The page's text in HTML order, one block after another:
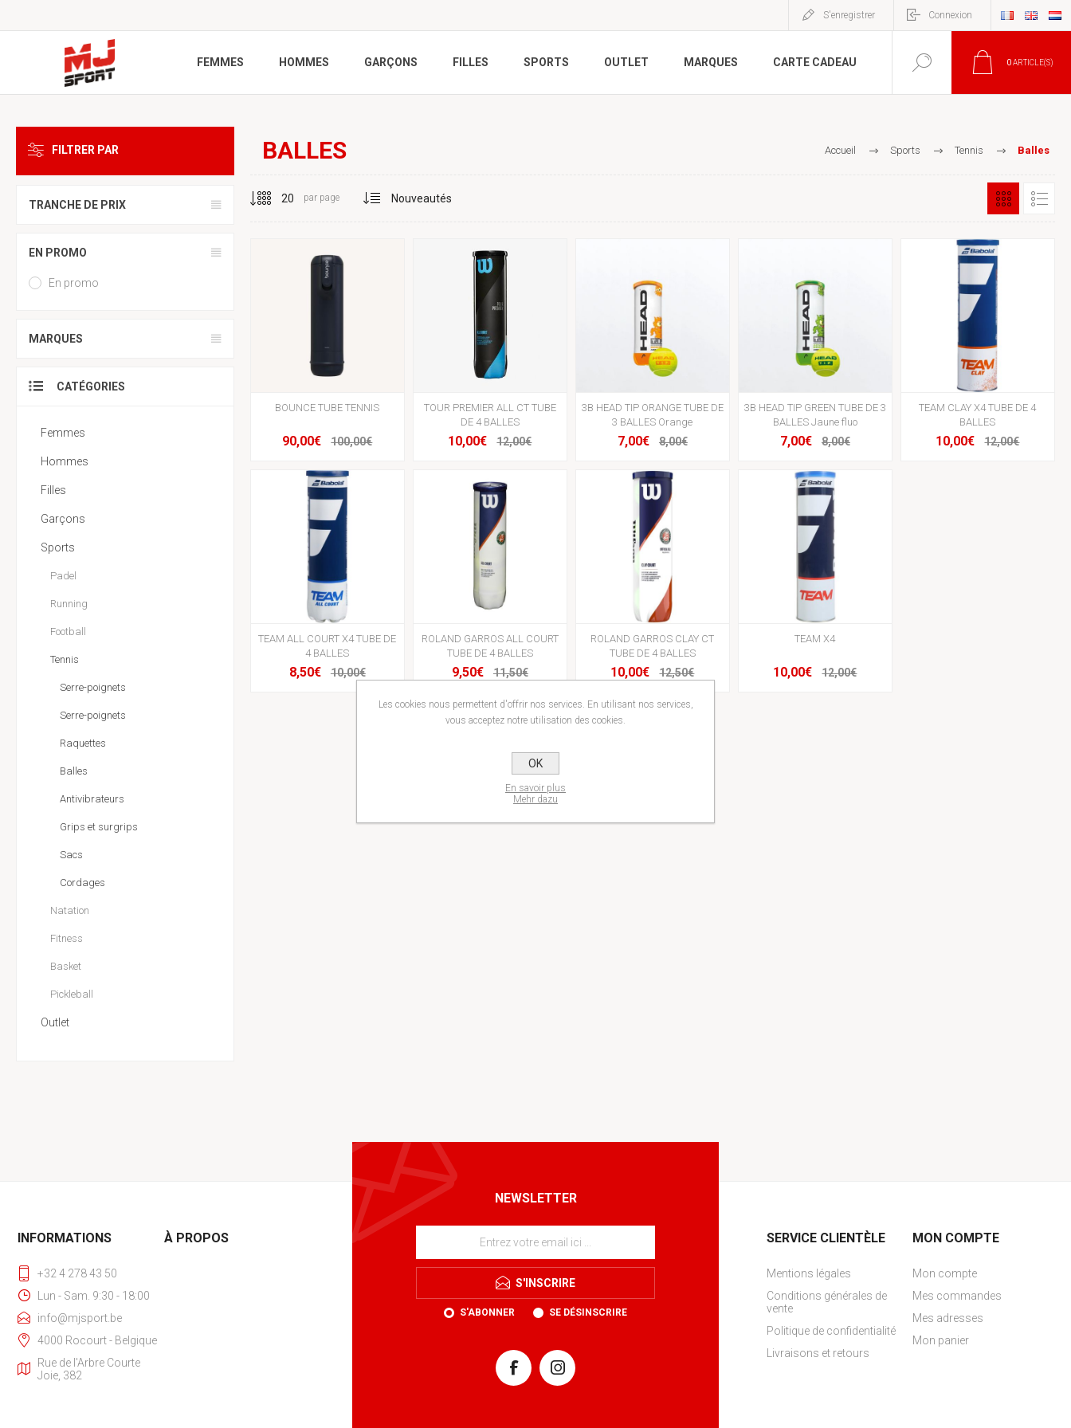
S'enregistrer Connexion
FEMMES HOMMES GARÇONS FILLES SPORTS OUTLET MARQUES CARTE CADEAU 0ARTICLE(S)
Accueil Sports Tennis Balles
BALLES
par page
BOUNCE TUBE TENNIS
90,00€ 100,00€
TOUR PREMIER ALL CT TUBE
DE 4 BALLES
10,00€ 12,00€
3B HEAD TIP ORANGE TUBE DE
3 BALLES Orange
7,00€ 8,00€
3B HEAD TIP GREEN TUBE DE 3
BALLES Jaune fluo
7,00€ 8,00€
TEAM CLAY X4 TUBE DE 4
BALLES
10,00€ 12,00€
TEAM ALL COURT X4 TUBE DE
4 BALLES
8,50€ 10,00€
ROLAND GARROS ALL COURT
TUBE DE 4 BALLES
9,50€ 11,50€
ROLAND GARROS CLAY CT
TUBE DE 4 BALLES
10,00€ 12,50€
TEAM X4
10,00€ 12,00€
FILTRER PAR
TRANCHE DE PRIX
EN PROMO
En promo
MARQUES
CATÉGORIES
Femmes
Hommes
Filles
Garçons
Sports
Padel
Running
Football
Tennis
Serre-poignets
Serre-poignets
Raquettes
Balles
Antivibrateurs
Grips et surgrips
Sacs
Cordages
Natation
Fitness
Basket
Pickleball
Outlet
NEWSLETTER
S'INSCRIRE
S'ABONNER SE DÉSINSCRIRE
INFORMATIONS
+32 4 278 43 50
Lun - Sam. 9:30 - 18:00
info@mjsport.be
4000 Rocourt - Belgique
Rue de l'Arbre Courte
Joie, 382
À PROPOS SERVICE CLIENTÈLE
Mentions légales
Conditions générales de
vente
Politique de confidentialité
Livraisons et retours
MON COMPTE
Mon compte
Mes commandes
Mes adresses
Mon panier
Les cookies nous permettent d'offrir nos services. En utilisant nos services,
vous acceptez notre utilisation des cookies.
OK
En savoir plus
Mehr dazu